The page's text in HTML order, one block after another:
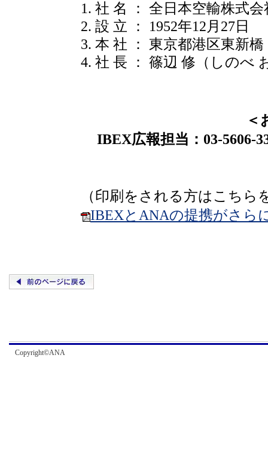
1. 社 名 ： 全日本空輸株式会
2. 設 立 ： 1952年12月27日
3. 本 社 ： 東京都港区東新橋
4. 社 長 ： 篠辺 修（しのべ
＜
IBEX広報担当：03-
（印刷をされる方はこちら
IBEXとANAの提携がさら
Copyright©ANA